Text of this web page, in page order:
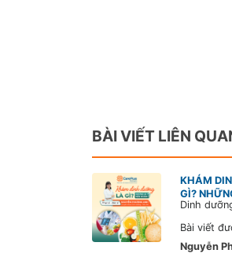
BÀI VIẾT LIÊN
KHÁM
GÌ?
Bài viết
Nguyễn